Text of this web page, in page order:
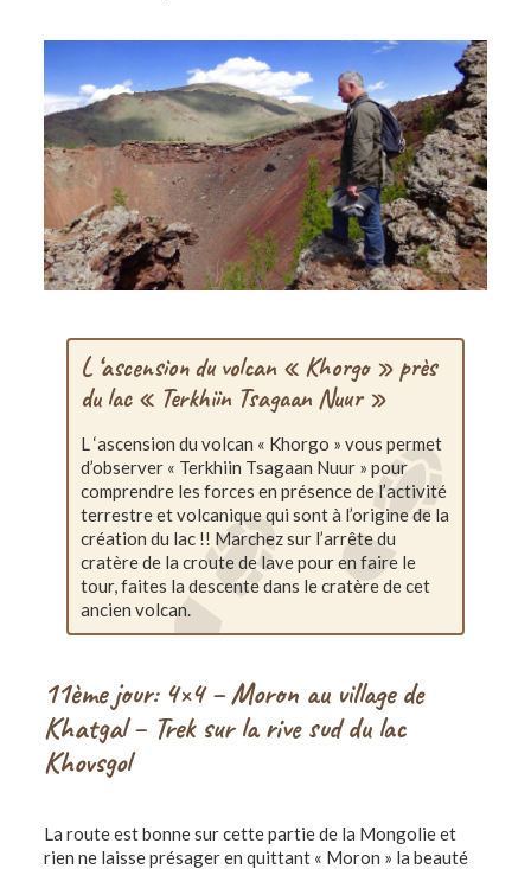
L ‘ascension du volcan « Khorgo » près
du lac « Terkhiin Tsagaan Nuur »
L ‘ascension du volcan « Khorgo » vous permet
d’observer « Terkhiin Tsagaan Nuur » pour
comprendre les forces en présence de l’activité
terrestre et volcanique qui sont à l’origine de la
création du lac !! Marchez sur l’arrête du
cratère de la croute de lave pour en faire le
tour, faites la descente dans le cratère de cet
ancien volcan.
11ème jour: 4×4 – Moron au village de
Khatgal – Trek sur la rive sud du lac
Khovsgol
La route est bonne sur cette partie de la Mongolie et
rien ne laisse présager en quittant « Moron » la beauté